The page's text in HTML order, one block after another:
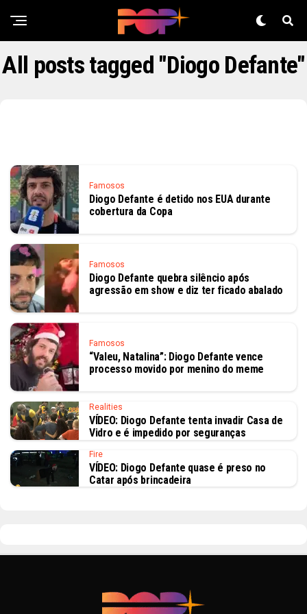
All posts tagged "Diogo Defante"
Famosos
Diogo Defante é detido nos EUA durante
cobertura da Copa
Famosos
Diogo Defante quebra silêncio após
agressão em show e diz ter ficado abalado
Famosos
“Valeu, Natalina”: Diogo Defante vence
processo movido por menino do meme
Realities
VÍDEO: Diogo Defante tenta invadir Casa de
Vidro e é impedido por seguranças
Fire
VÍDEO: Diogo Defante quase é preso no
Catar após brincadeira